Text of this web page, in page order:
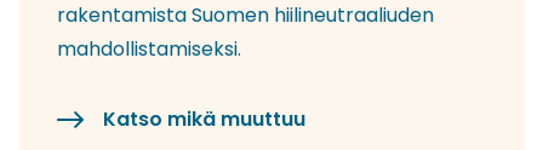
rakentamista Suomen hiilineutraaliuden
mahdollistamiseksi.
Katso mikä muuttuu